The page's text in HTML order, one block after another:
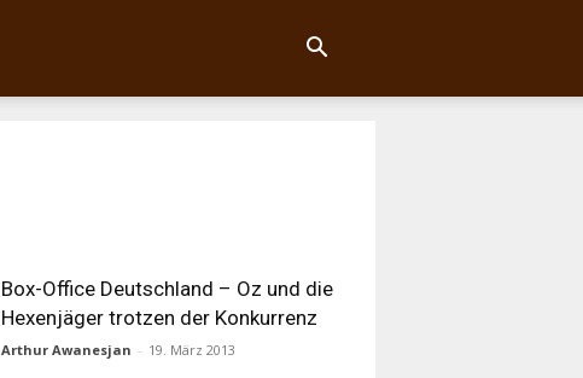
Box-Office Deutschland – Oz und die
Hexenjäger trotzen der Konkurrenz
Arthur Awanesjan - 19. März 2013